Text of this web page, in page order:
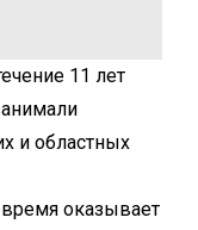
11 лет
и областных
оказывает